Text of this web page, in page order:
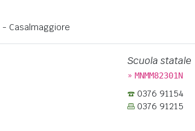
- Casalmaggiore
Scuola statale
» MNMM82301N
0376 91154
0376 91215